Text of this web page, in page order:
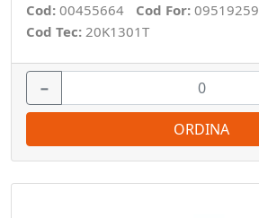
Cod: 00455664 Cod For: 09519259
Cod Tec: 20K1301T
−
ORDINA